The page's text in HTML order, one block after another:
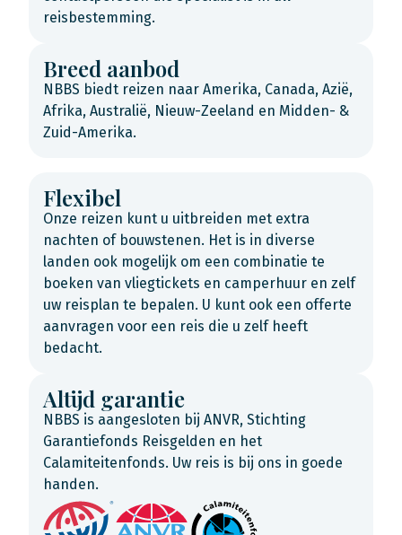
reisbestemming.
Breed aanbod
NBBS biedt reizen naar Amerika, Canada, Azië,
Afrika, Australië, Nieuw-Zeeland en Midden- &
Zuid-Amerika.
Flexibel
Onze reizen kunt u uitbreiden met extra
nachten of bouwstenen. Het is in diverse
landen ook mogelijk om een combinatie te
boeken van vliegtickets en camperhuur en zelf
uw reisplan te bepalen. U kunt ook een offerte
aanvragen voor een reis die u zelf heeft
bedacht.
Altijd garantie
NBBS is aangesloten bij ANVR, Stichting
Garantiefonds Reisgelden en het
Calamiteitenfonds. Uw reis is bij ons in goede
handen.